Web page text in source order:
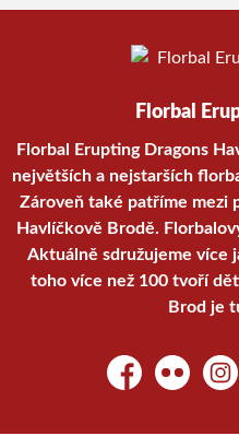
Florbal
Florbal Erupting Dragons
největších a nejstarších
Zároveň také patříme mezi
Havlíčkově Brodě.
Aktuálně sdružujeme více
toho více než 100 tvoří
Brod je
FacebookFlickr